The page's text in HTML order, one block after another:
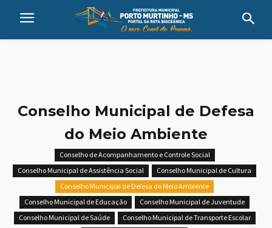
Conselho Municipal de Defesa
do Meio Ambiente
Conselho de Acompanhamento e Controle Social
Conselho Municipal de Assistência Social
Conselho Municipal de Cultura
Conselho Municipal de Defesa do Meio Ambiente
Conselho Municipal de Educação
Conselho Municipal de Juventude
Conselho Municipal de Saúde
Conselho Municipal de Transporte Escolar